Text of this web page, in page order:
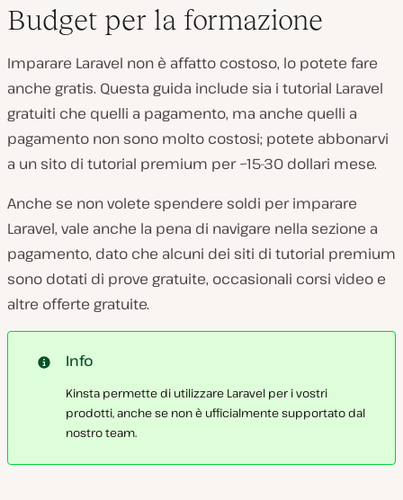
Budget per la formazione
Imparare Laravel non è affatto costoso, lo potete fare
anche gratis. Questa guida include sia i tutorial Laravel
gratuiti che quelli a pagamento, ma anche quelli a
pagamento non sono molto costosi; potete abbonarvi
a un sito di tutorial premium per ~15-30 dollari mese.
Anche se non volete spendere soldi per imparare
Laravel, vale anche la pena di navigare nella sezione a
pagamento, dato che alcuni dei siti di tutorial premium
sono dotati di prove gratuite, occasionali corsi video e
altre offerte gratuite.
Info
Kinsta permette di utilizzare Laravel per i vostri
prodotti, anche se non è ufficialmente supportato dal
nostro team.